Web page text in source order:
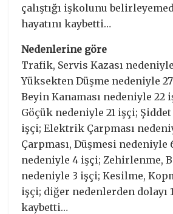
çalıştığı işkolunu
hayatını kaybetti…
Nedenlerine göre
Trafik, Servis Kazası
Yüksekten Düşme nedeniyle
Beyin Kanaması nedeniyle 22
Göçük nedeniyle 21 işçi; Şiddet
işçi; Elektrik Çarpması
Çarpması, Düşmesi
nedeniyle 4 işçi; Zehirlenme,
nedeniyle 3 işçi; Kesilme,
işçi; diğer nedenlerden dolayı
kaybetti…